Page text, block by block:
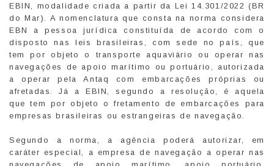
EBIN, modalidade criada a partir da Lei 14.301/2022 (BR
do Mar). A nomenclatura que consta na norma considera
EBN a pessoa jurídica constituída de acordo com o
disposto nas leis brasileiras, com sede no país, que
tem por objeto o transporte aquaviário ou operar nas
navegações de apoio marítimo ou portuário, autorizada
a operar pela Antaq com embarcações próprias ou
afretadas. Já a EBIN, segundo a resolução, é aquela
que tem por objeto o fretamento de embarcações para
empresas brasileiras ou estrangeiras de navegação.
Segundo a norma, a agência poderá autorizar, em
caráter especial, a empresa de navegação a operar nas